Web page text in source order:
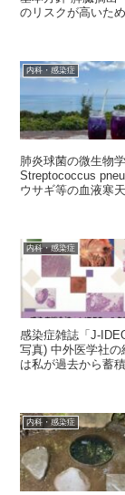
のリスクが高いた
内科・感染症
肺炎球菌の微生物学的特徴 肺炎球菌はグラム陽
Streptococcus
ウサギ等の血液寒
内科・感染症
感染症雑誌「J-
写真) 中外医学社の紹介はこちら。 アマゾンの紹介はこちら。 本書
は私が過去から蓄
内科・感染症